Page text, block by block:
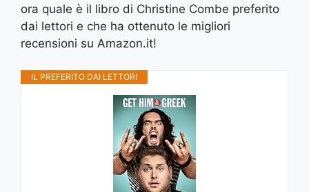
ora quale è il libro di Christine Combe preferito
dai lettori e che ha ottenuto le migliori
recensioni su Amazon.it!
IL PREFERITO DAI LETTORI